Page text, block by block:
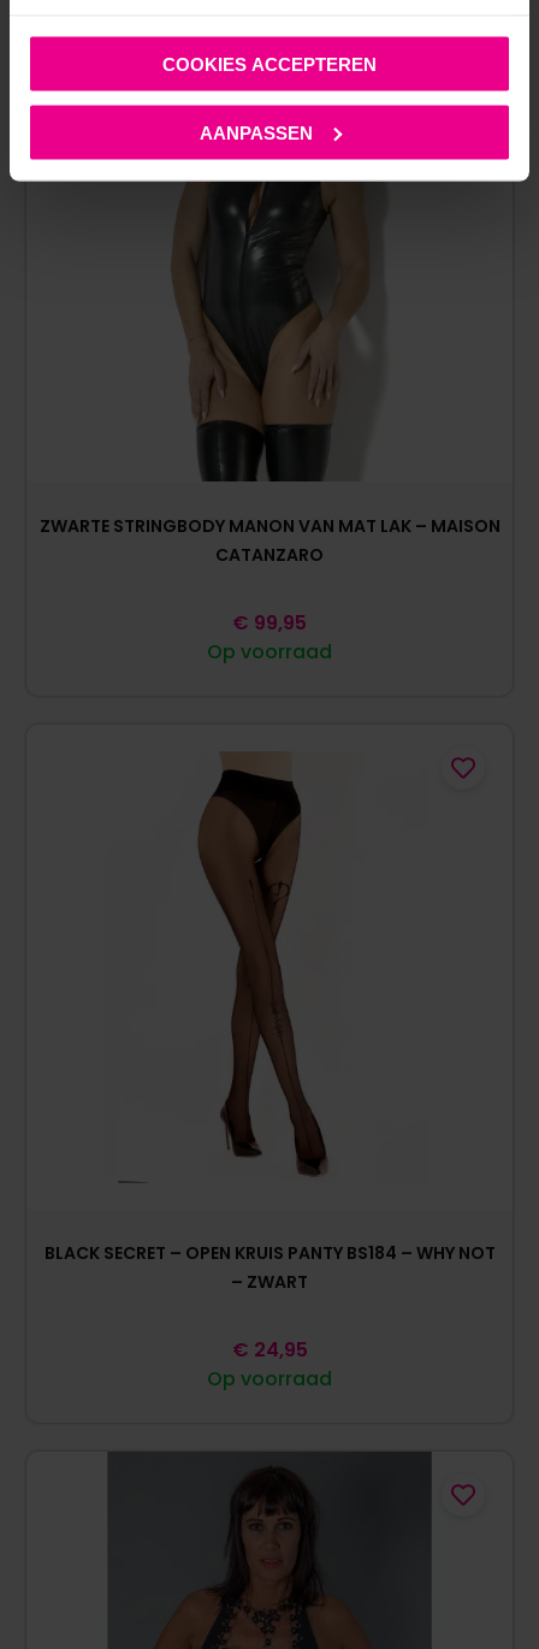
COOKIES ACCEPTEREN
AANPASSEN
ZWARTE STRINGBODY MANON VAN MAT LAK – MAISON
CATANZARO
Op voorraad
€ 99,95
BLACK SECRET – OPEN KRUIS PANTY BS184 – WHY NOT
– ZWART
Op voorraad
€ 24,95